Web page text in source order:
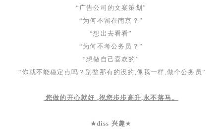
“广告公司的文案策划”
“为何不留在南京？”
“想出去看看”
“为何不考公务员？”
“想做自己喜欢的”
“你就不能稳定点吗？别整那有的没的 像我一样,做个公务员”
您做的开心就好 ,祝您步步高升,永不落马 。
★diss 兴趣★